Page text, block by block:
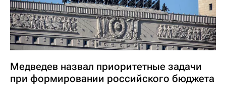
Медведев назвал приоритетные задачи
при формировании российского бюджета